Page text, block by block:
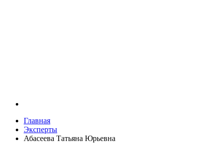
Главная
Эксперты
Абасеева Татьяна Юрьевна